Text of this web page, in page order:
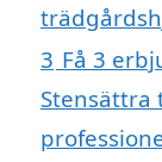
3 Få 3
Stensättra